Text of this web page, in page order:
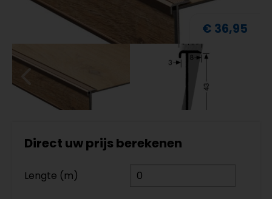
€ 36,95
Direct uw prijs berekenen
Lengte (m)